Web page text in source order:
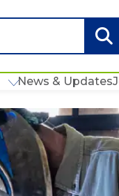
News & Updates